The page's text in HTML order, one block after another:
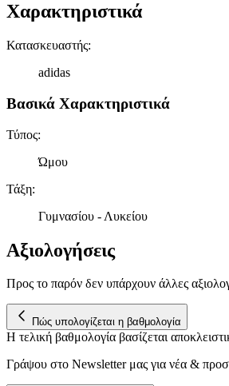
Χαρακτηριστικά
Κατασκευαστής:
adidas
Βασικά Χαρακτηριστικά
Τύπος:
Ώμου
Τάξη:
Γυμνασίου - Λυκείου
Αξιολογήσεις
Προς το παρόν δεν υπάρχουν άλλες
Πώς υπολογίζεται η βαθμολογία
Η τελική βαθμολογία βασίζεται
Γράψου στο Νewsletter μας για νέα &